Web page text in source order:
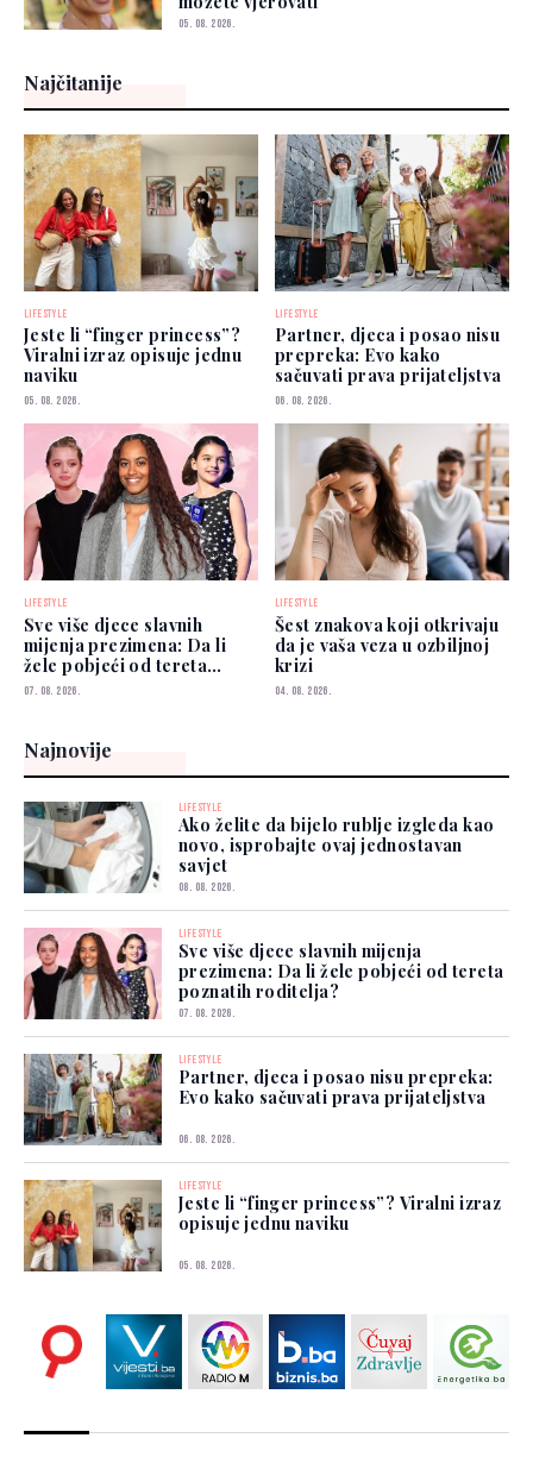
05. 08. 2026.
Najčitanije
LIFESTYLE
Jeste li “finger princess”?
Viralni izraz opisuje jednu
naviku
05. 08. 2026.
LIFESTYLE
Partner, djeca i posao nisu
prepreka: Evo kako
sačuvati prava prijateljstva
06. 08. 2026.
LIFESTYLE
Sve više djece slavnih
mijenja prezimena: Da li
žele pobjeći od tereta
poznatih roditelja?
07. 08. 2026.
LIFESTYLE
Šest znakova koji otkrivaju
da je vaša veza u ozbiljnoj
krizi
04. 08. 2026.
Najnovije
LIFESTYLE
Ako želite da bijelo rublje izgleda kao
novo, isprobajte ovaj jednostavan
savjet
08. 08. 2026.
LIFESTYLE
Sve više djece slavnih mijenja
prezimena: Da li žele pobjeći od tereta
poznatih roditelja?
07. 08. 2026.
LIFESTYLE
Partner, djeca i posao nisu prepreka:
Evo kako sačuvati prava prijateljstva
06. 08. 2026.
LIFESTYLE
Jeste li “finger princess”? Viralni izraz
opisuje jednu naviku
05. 08. 2026.